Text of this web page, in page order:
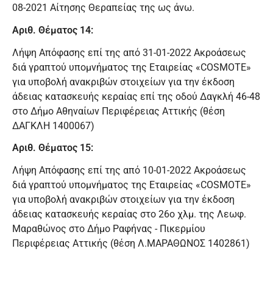
08-2021 Αίτησης Θεραπείας της ως άνω.
Αριθ. Θέματος 14:
Λήψη Απόφασης επί της από 31-01-2022 Ακροάσεως
διά γραπτού υπομνήματος της Εταιρείας «COSMOTE»
για υποβολή ανακριβών στοιχείων για την έκδοση
άδειας κατασκευής κεραίας επί της οδού Δαγκλή 46-48
στο Δήμο Αθηναίων Περιφέρειας Αττικής (θέση
ΔΑΓΚΛΗ 1400067)
Αριθ. Θέματος 15:
Λήψη Απόφασης επί της από 10-01-2022 Ακροάσεως
διά γραπτού υπομνήματος της Εταιρείας «COSMOTE»
για υποβολή ανακριβών στοιχείων για την έκδοση
άδειας κατασκευής κεραίας στο 26ο χλμ. της Λεωφ.
Μαραθώνος στο Δήμο Ραφήνας - Πικερμίου
Περιφέρειας Αττικής (θέση Λ.ΜΑΡΑΘΩΝΟΣ 1402861)